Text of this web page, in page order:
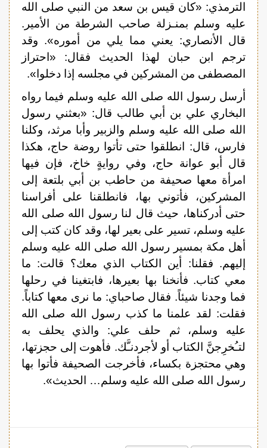
الترمذي: «كان قيس بن سعد من النبي صلى الله
عليه وسلم بمنـزلة صاحب الشرطة من الأمير.
قال الأنصاري: يعني مما يلي من أموره». وقد
ترجم ابن حبان لهذا الحديث فقال: «احتراز
المصطفى من المشركين في مجلسه إذا دخلوا».
أرسل رسول الله صلى الله عليه وسلم فيما رواه
البخاري علي بن أبي طالب قال: «بعثني رسول
الله صلى الله عليه وسلم والزبير وأبا مرثد، وكلنا
فارس، قال: انطلقوا حتى تأتوا روضة حاج، هكذا
قال أبو عوانة حاج، وفي روايةٍ خاخ، فإن فيها
امرأة معها صحيفة من حاطب بن أبي بلتعة إلى
المشركين، فأتوني بها، فانطلقنا على أفراسنا
حتى أدركناها، حيث قال لنا رسول الله صلى الله
عليه وسلم، تسير على بعير لها، وقد كان كتب إلى
أهل مكة بمسير رسول الله صلى الله عليه وسلم
إليهم. فقلنا: أين الكتاب الذي معك؟ قالت: ما
معي كتاب. فأنخنا بها بعيرها، فابتغينا في رحلها
فما وجدنا شيئاً. فقال صاحباي: ما نرى معها كتاباً.
فقلت: لقد علمنا ما كذب رسول الله صلى الله
عليه وسلم، ثم حلف علي: والذي يحلف به
لتـُخرِجنَّ الكتاب أو لأجردنـَّك. فأهوت إلى حجزتها،
وهي محتجزة بكساء، فأخرجت الصحيفة فأتوا بها
رسول الله صلى الله عليه وسلم… الحديث».